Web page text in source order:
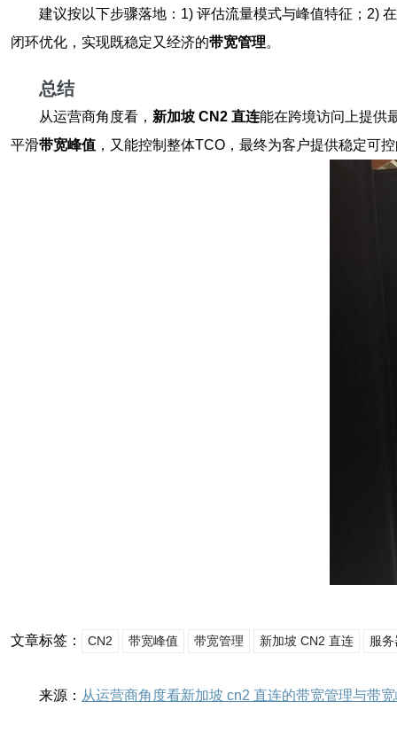
建议按以下步骤落地：1) 评估流量模式与峰值特征；2)
闭环优化，实现既稳定又经济的带宽管理。
总结
从运营商角度看， 新加坡 CN2 直连能在跨境访问上提供
平滑带宽峰值 ，又能控制整体TCO，最终为客户提供稳定可
文章标签： CN2 带宽峰值 带宽管理 新加坡 CN2 直连 服务
来源： 从运营商角度看新加坡 cn2 直连的带宽管理与带